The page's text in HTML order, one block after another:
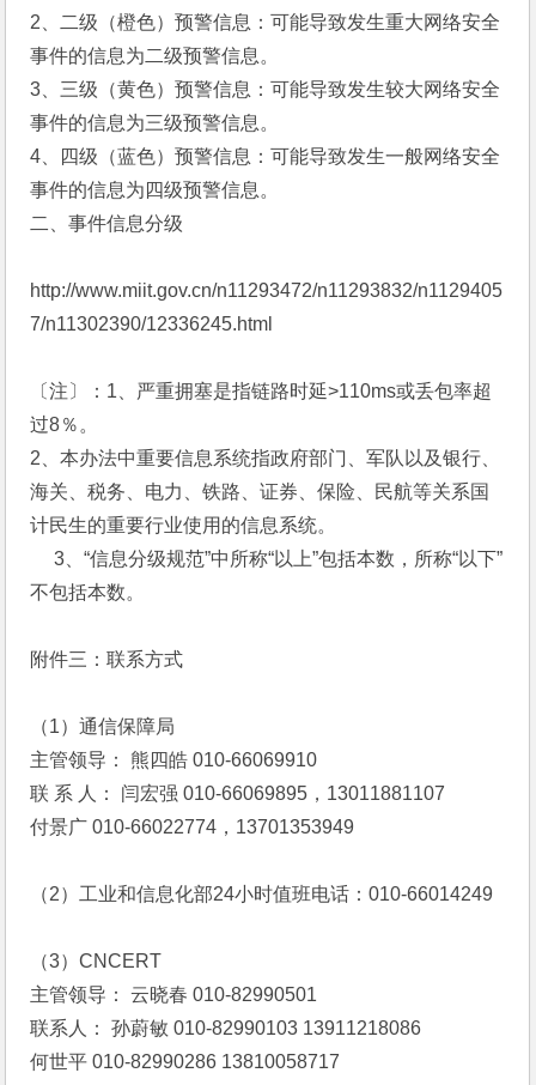
2、二级（橙色）预警信息：可能导致发生重大网络安全
事件的信息为二级预警信息。
3、三级（黄色）预警信息：可能导致发生较大网络安全
事件的信息为三级预警信息。
4、四级（蓝色）预警信息：可能导致发生一般网络安全
事件的信息为四级预警信息。
二、事件信息分级
http://www.miit.gov.cn/n11293472/n11293832/n1129405
7/n11302390/12336245.html
〔注〕：1、严重拥塞是指链路时延>110ms或丢包率超
过8％。
2、本办法中重要信息系统指政府部门、军队以及银行、
海关、税务、电力、铁路、证券、保险、民航等关系国
计民生的重要行业使用的信息系统。
3、“信息分级规范”中所称“以上”包括本数，所称“以下”
不包括本数。
附件三：联系方式
（1）通信保障局
主管领导： 熊四皓 010-66069910
联 系 人： 闫宏强 010-66069895，13011881107
付景广 010-66022774，13701353949
（2）工业和信息化部24小时值班电话：010-66014249
（3）CNCERT
主管领导： 云晓春 010-82990501
联系人： 孙蔚敏 010-82990103 13911218086
何世平 010-82990286 13810058717